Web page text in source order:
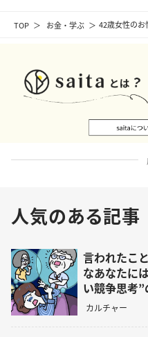
TOP お金・学ぶ 42歳女性の
人気のある記事
言われたこ
なあなたに
い競争思考
カルチャー